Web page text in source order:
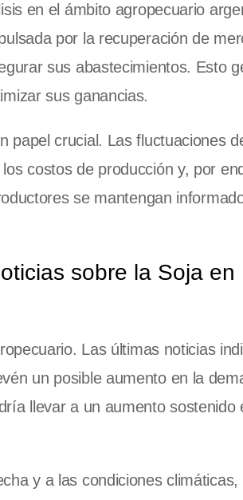
en el ámbito agropecuario
por la recuperación de
sus abastecimientos. Esto
sus ganancias.
papel crucial. Las fluctuaciones
costos de producción y, por
se mantengan
sobre la Soja en
Las últimas noticias
un posible aumento en la
llevar a un aumento sostenido
y a las condiciones climáticas,